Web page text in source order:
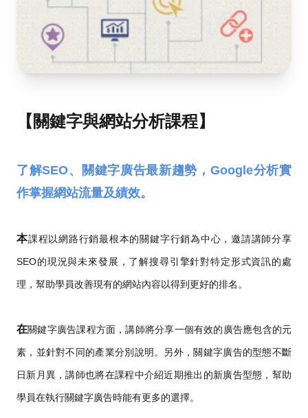
【關鍵字與網站分析課程】
了解SEO、關鍵字廣告最新趨勢，Google分析實
作掌握網站流量及績效。
本課程以網路行銷最根本的關鍵字行銷為中心，邀請講師分享
SEO的現況與未來發展，了解搜尋引擎針對特定形式資訊的處
理，幫助學員改善現有的網站內容以得到更好的排名。
在關鍵字廣告課程方面，講師將分享一個有效的廣告應包含的元
素，並針對不同的產業分別說明。另外，關鍵字廣告的型態不斷
日新月異，講師也將在課程中介紹近期推出的新廣告型態，幫助
學員在執行關鍵字廣告時能有更多的選擇。